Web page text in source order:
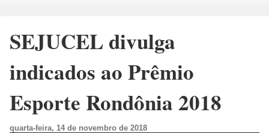
SEJUCEL divulga
indicados ao Prêmio
Esporte Rondônia 2018
quarta-feira, 14 de novembro de 2018